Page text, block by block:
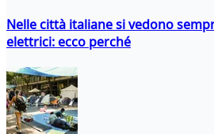
Nelle città italiane si vedono
elettrici: ecco perché